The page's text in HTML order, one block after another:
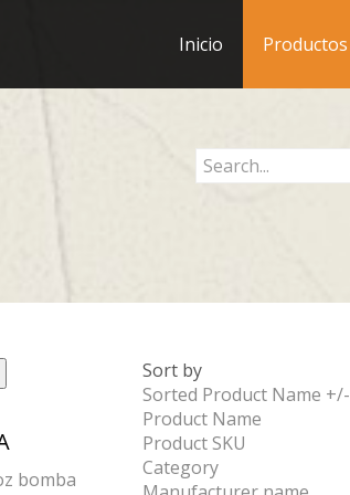
Inicio Productos
Sort by
Sorted Product Name +/-
Product Name
Product SKU
Category
bomba